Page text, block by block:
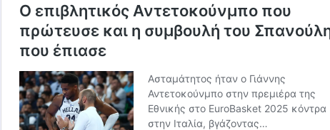
Ο επιβλητικός Αντετοκούνμπο που
πρώτευσε και η συμβουλή του
που έπιασε
Ασταμάτητος ήταν ο Γιάννης
Αντετοκούνμπο στην πρεμιέρα της
Εθνικής στο EuroBasket 2025 κόντρα
στην Ιταλία, βγάζοντας…